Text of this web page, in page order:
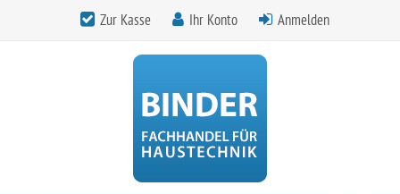
Zur Kasse Ihr Konto Anmelden